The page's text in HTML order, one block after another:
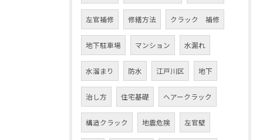
左官補修 修繕方法 クラック 補修
地下駐車場 マンション 水漏れ
水溜まり 防水 江戸川区 地下
治し方 住宅基礎 ヘアークラック
構造クラック 地震危険 左官壁